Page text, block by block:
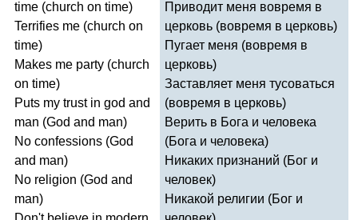
time (church on time)
Terrifies me (church on
time)
Makes me party (church
on time)
Puts my trust in god and
man (God and man)
No confessions (God
and man)
No religion (God and
man)
Приводит меня вовремя в
церковь (вовремя в церковь)
Пугает меня (вовремя в
церковь)
Заставляет меня тусоваться
(вовремя в церковь)
Верить в Бога и человека
(Бога и человека)
Никаких признаний (Бог и
человек)
Никакой религии (Бог и